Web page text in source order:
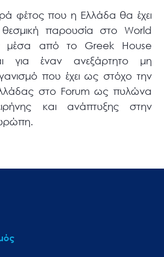
φέτος που η Ελλάδα θα έχει
παρουσία στο World
μέσα από το Greek House
για έναν ανεξάρτητο μη
που έχει ως στόχο την
στο Forum ως πυλώνα
και ανάπτυξης στην